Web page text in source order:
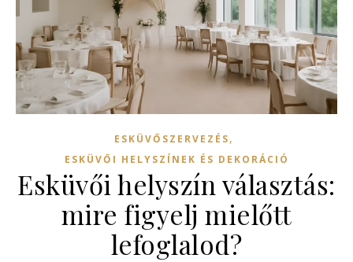
ESKÜVŐSZERVEZÉS,
ESKÜVŐI HELYSZÍNEK ÉS DEKORÁCIÓ
Esküvői helyszín választás:
mire figyelj mielőtt
lefoglalod?